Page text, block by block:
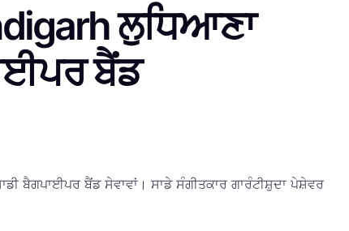
ਲੁਧਿਆਣਾ
ਬੈਂਡ
ਬੈਗਪਾਈਪਰ ਬੈਂਡ ਸੇਵਾਵਾਂ। ਸਾਡੇ ਸੰਗੀਤਕਾਰ ਗਾਰੰਟੀਸ਼ੁਦਾ ਪੇਸ਼ੇਵਰ